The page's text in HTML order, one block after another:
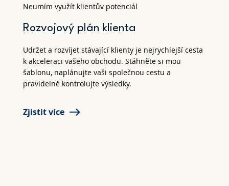
Neumím využít klientův potenciál
Rozvojový plán klienta
Udržet a rozvíjet stávající klienty je nejrychlejší cesta
k akceleraci vašeho obchodu. Stáhněte si mou
šablonu, naplánujte vaši společnou cestu a
pravidelně kontrolujte výsledky.
Zjistit více